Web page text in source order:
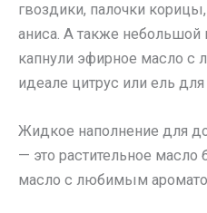
гвоздики, палочки
аниса. А также небольшой
капнули эфирное масло
идеале цитрус или ель
Жидкое наполнение для
— это растительное масло
масло с любимым